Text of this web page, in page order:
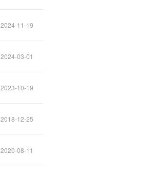
2024-11-19
2024-03-01
2023-10-19
2018-12-25
2020-08-11